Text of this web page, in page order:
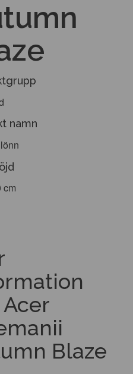
namn
cm
Blaze